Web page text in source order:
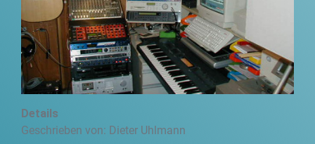
Details
Geschrieben von: Dieter Uhlmann